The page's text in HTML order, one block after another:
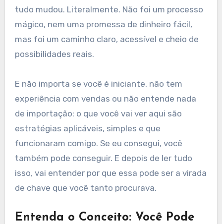
tudo mudou. Literalmente. Não foi um processo
mágico, nem uma promessa de dinheiro fácil,
mas foi um caminho claro, acessível e cheio de
possibilidades reais.
E não importa se você é iniciante, não tem
experiência com vendas ou não entende nada
de importação: o que você vai ver aqui são
estratégias aplicáveis, simples e que
funcionaram comigo. Se eu consegui, você
também pode conseguir. E depois de ler tudo
isso, vai entender por que essa pode ser a virada
de chave que você tanto procurava.
Entenda o Conceito: Você Pode